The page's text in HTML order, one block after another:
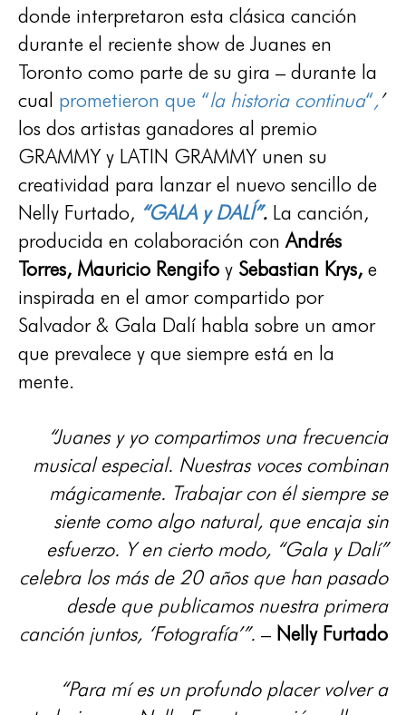
donde interpretaron esta clásica canción
durante el reciente show de Juanes en
Toronto como parte de su gira – durante la
cual prometieron que “la historia continua“,’
los dos artistas ganadores al premio
GRAMMY y LATIN GRAMMY unen su
creatividad para lanzar el nuevo sencillo de
Nelly Furtado, “GALA y DALÍ”. La canción,
producida en colaboración con Andrés
Torres, Mauricio Rengifo y Sebastian Krys, e
inspirada en el amor compartido por
Salvador & Gala Dalí habla sobre un amor
que prevalece y que siempre está en la
mente.
“Juanes y yo compartimos una frecuencia
musical especial. Nuestras voces combinan
mágicamente. Trabajar con él siempre se
siente como algo natural, que encaja sin
esfuerzo. Y en cierto modo, “Gala y Dalí”
celebra los más de 20 años que han pasado
desde que publicamos nuestra primera
canción juntos, ‘Fotografía’”. – Nelly Furtado
“Para mí es un profundo placer volver a